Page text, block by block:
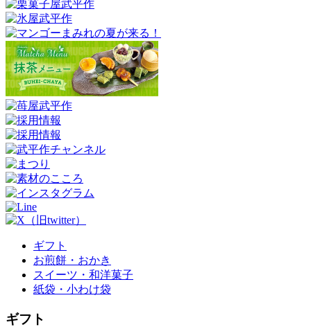
ギフト
お煎餅・おかき
スイーツ・和洋菓子
紙袋・小わけ袋
ギフト